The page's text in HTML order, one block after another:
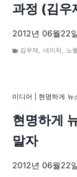
과정 (김우
2012년 06월22
김우재, 네이처 , 노
미디어 현명하게 뉴
현명하게
말자
2012년 06월22